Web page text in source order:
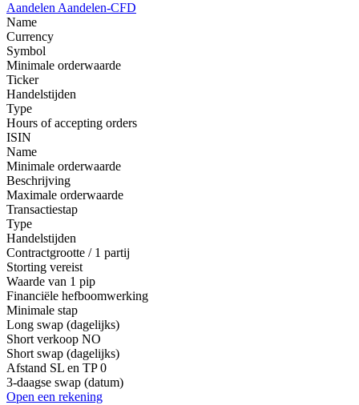
Aandelen Aandelen-CFD
Name
Currency
Symbol
Minimale orderwaarde
Ticker
Handelstijden
Type
Hours of accepting orders
ISIN
Name
Minimale orderwaarde
Beschrijving
Maximale orderwaarde
Transactiestap
Type
Handelstijden
Contractgrootte / 1 partij
Storting vereist
Waarde van 1 pip
Financiële hefboomwerking
Minimale stap
Long swap (dagelijks)
Short verkoop NO
Short swap (dagelijks)
Afstand SL en TP 0
3-daagse swap (datum)
Open een rekening